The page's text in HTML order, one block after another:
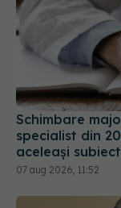
Schimbare
specialist din
aceleași
07 aug 2026, 11:52